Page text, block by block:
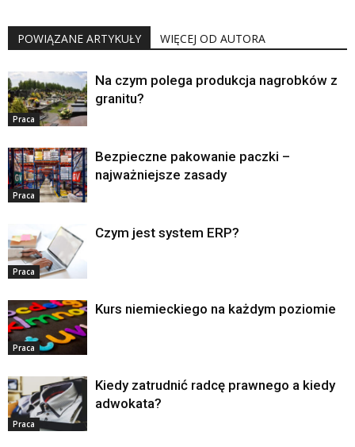
POWIĄZANE ARTYKUŁY WIĘCEJ OD AUTORA
Praca
Na czym polega produkcja nagrobków z
granitu?
Praca
Bezpieczne pakowanie paczki –
najważniejsze zasady
Praca
Czym jest system ERP?
Praca
Kurs niemieckiego na każdym poziomie
Praca
Kiedy zatrudnić radcę prawnego a kiedy
adwokata?